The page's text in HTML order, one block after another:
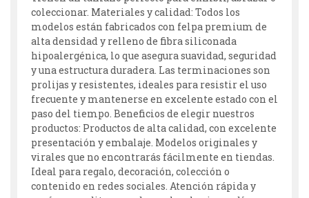
coleccionar. Materiales y calidad: Todos los
modelos están fabricados con felpa premium de
alta densidad y relleno de fibra siliconada
hipoalergénica, lo que asegura suavidad, seguridad
y una estructura duradera. Las terminaciones son
prolijas y resistentes, ideales para resistir el uso
frecuente y mantenerse en excelente estado con el
paso del tiempo. Beneficios de elegir nuestros
productos: Productos de alta calidad, con excelente
presentación y embalaje. Modelos originales y
virales que no encontrarás fácilmente en tiendas.
Ideal para regalo, decoración, colección o
contenido en redes sociales. Atención rápida y